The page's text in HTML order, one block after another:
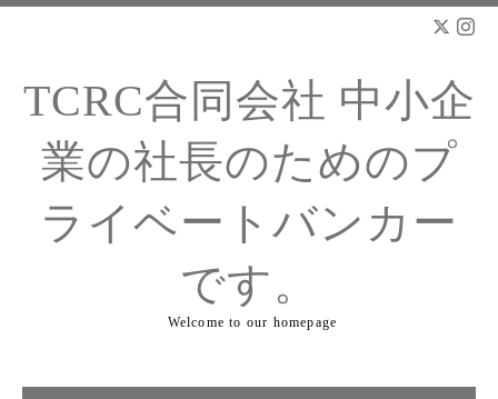
TCRC合同会社 中小企
業の社長のためのプ
ライベートバンカー
です。
Welcome to our homepage